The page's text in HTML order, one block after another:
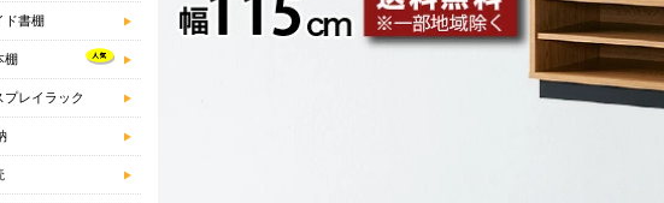
ド書棚
棚
プレイラック